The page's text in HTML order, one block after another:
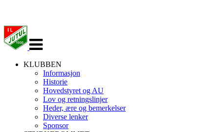
navigasjon
KLUBBEN
Informasjon
Historie
Hovedstyret og AU
Lov og retningslinjer
Heder, ære og bemerkelser
Diverse lenker
Sponsor